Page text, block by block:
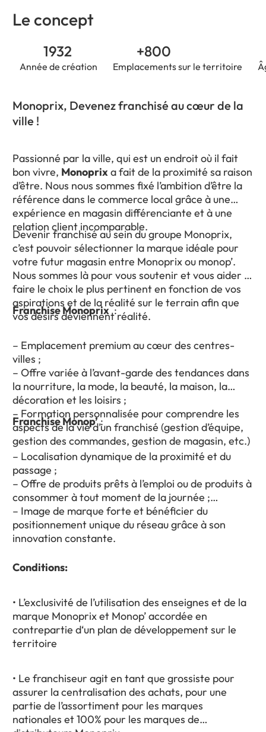
Le concept
Année de création
1932
Emplacements sur le territoire
+800
Monoprix, Devenez franchisé au cœur de la
ville !
Passionné par la ville, qui est un endroit où il fait
bon vivre, Monoprix a fait de la proximité sa raison
d’être. Nous nous sommes fixé l’ambition d’être la
référence dans le commerce local grâce à une
expérience en magasin différenciante et à une
relation client incomparable.
Devenir franchisé au sein du groupe Monoprix,
c’est pouvoir sélectionner la marque idéale pour
votre futur magasin entre Monoprix ou monop’.
Nous sommes là pour vous soutenir et vous aider à
faire le choix le plus pertinent en fonction de vos
aspirations et de la réalité sur le terrain afin que
vos désirs deviennent réalité.
Franchise Monoprix:
– Emplacement premium au cœur des centres-
villes ;
– Offre variée à l’avant-garde des tendances dans
la nourriture, la mode, la beauté, la maison, la
décoration et les loisirs ;
– Formation personnalisée pour comprendre les
aspects de la vie d’un franchisé (gestion d’équipe,
gestion des commandes, gestion de magasin, etc.)
Franchise Monop’:
– Localisation dynamique de la proximité et du
passage ;
– Offre de produits prêts à l’emploi ou de produits à
consommer à tout moment de la journée ;
– Image de marque forte et bénéficier du
positionnement unique du réseau grâce à son
innovation constante.
Conditions:
• L’exclusivité de l’utilisation des enseignes et de la
marque Monoprix et Monop’ accordée en
contrepartie d‘un plan de développement sur le
territoire
• Le franchiseur agit en tant que grossiste pour
assurer la centralisation des achats, pour une
partie de l’assortiment pour les marques
nationales et 100% pour les marques de